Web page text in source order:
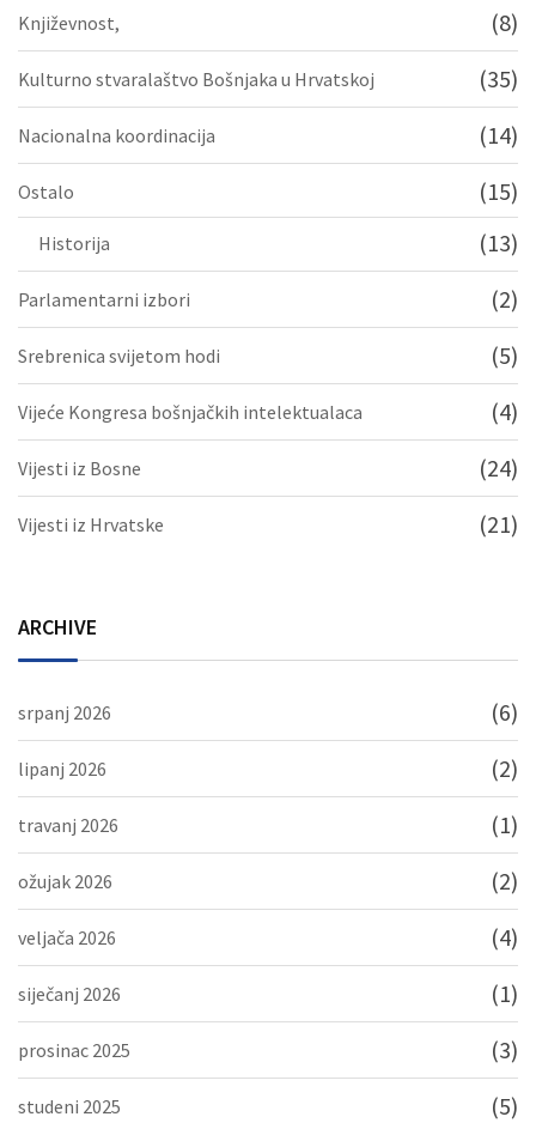
Književnost, (8)
Kulturno stvaralaštvo Bošnjaka u Hrvatskoj (35)
Nacionalna koordinacija (14)
Ostalo (15)
Historija (13)
Parlamentarni izbori (2)
Srebrenica svijetom hodi (5)
Vijeće Kongresa bošnjačkih intelektualaca (4)
Vijesti iz Bosne (24)
Vijesti iz Hrvatske (21)
ARCHIVE
srpanj 2026 (6)
lipanj 2026 (2)
travanj 2026 (1)
ožujak 2026 (2)
veljača 2026 (4)
siječanj 2026 (1)
prosinac 2025 (3)
studeni 2025 (5)